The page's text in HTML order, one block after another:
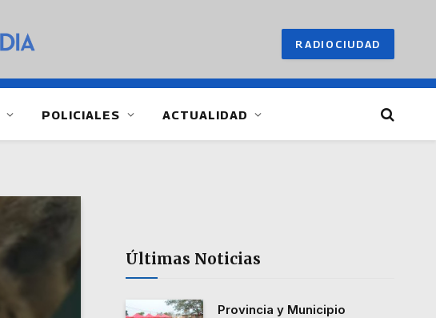
RADIOCIUDAD
POLICIALES ACTUALIDAD
Últimas Noticias
Provincia y Municipio